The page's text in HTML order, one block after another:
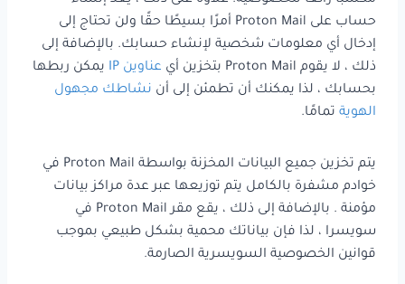
حساب على Proton Mail أمرًا بسيطًا حقًا ولن تحتاج إلى
إدخال أي معلومات شخصية لإنشاء حسابك. بالإضافة إلى
ذلك ، لا يقوم Proton Mail بتخزين أي
عناوين IP
يمكن ربطها
بحسابك ، لذا يمكنك أن تطمئن إلى أن نشاطك مجهول
الهوية تمامًا.
يتم تخزين جميع البيانات المخزنة بواسطة Proton Mail في
خوادم مشفرة بالكامل يتم توزيعها عبر عدة مراكز بيانات
مؤمنة . بالإضافة إلى ذلك ، يقع مقر Proton Mail في
سويسرا ، لذا فإن بياناتك محمية بشكل طبيعي بموجب
قوانين الخصوصية السويسرية الصارمة.